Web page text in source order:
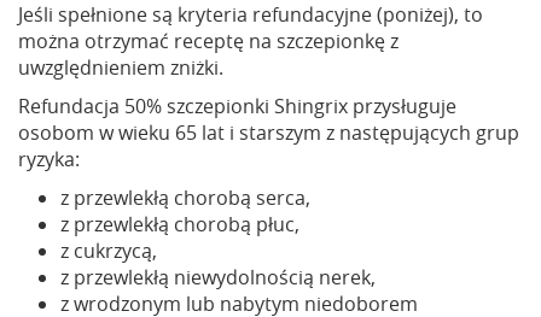
Jeśli spełnione są kryteria refundacyjne (poniżej), to
można otrzymać receptę na szczepionkę z
uwzględnieniem zniżki.
Refundacja 50% szczepionki Shingrix przysługuje
osobom w wieku 65 lat i starszym z następujących grup
ryzyka:
z przewlekłą chorobą serca,
z przewlekłą chorobą płuc,
z cukrzycą,
z przewlekłą niewydolnością nerek,
z wrodzonym lub nabytym niedoborem